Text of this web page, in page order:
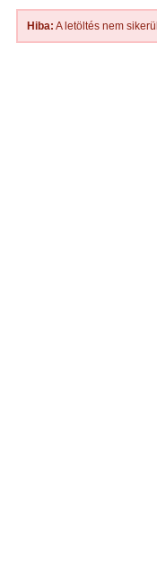
Hiba: A letöltés nem